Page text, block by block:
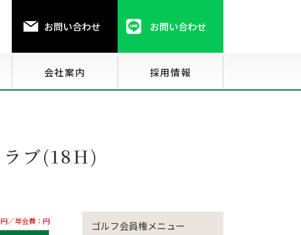
お問い合わせ お問い合わせ
会社案内 採用情報
ラブ(18H)
／年会費：円 ゴルフ会員権メニュー